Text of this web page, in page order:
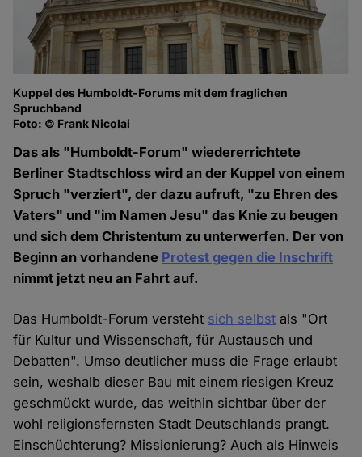
Kuppel des Humboldt-Forums mit dem fraglichen
Spruchband
Foto: © Frank Nicolai
Das als "Humboldt-Forum" wiedererrichtete
Berliner Stadtschloss wird an der Kuppel von einem
Spruch "verziert", der dazu aufruft, "zu Ehren des
Vaters" und "im Namen Jesu" das Knie zu beugen
und sich dem Christentum zu unterwerfen. Der von
Beginn an vorhandene Protest gegen die Inschrift
nimmt jetzt neu an Fahrt auf.
Das Humboldt-Forum versteht sich selbst als "Ort
für Kultur und Wissenschaft, für Austausch und
Debatten". Umso deutlicher muss die Frage erlaubt
sein, weshalb dieser Bau mit einem riesigen Kreuz
geschmückt wurde, das weithin sichtbar über der
wohl religionsfernsten Stadt Deutschlands prangt.
Einschüchterung? Missionierung? Auch als Hinweis